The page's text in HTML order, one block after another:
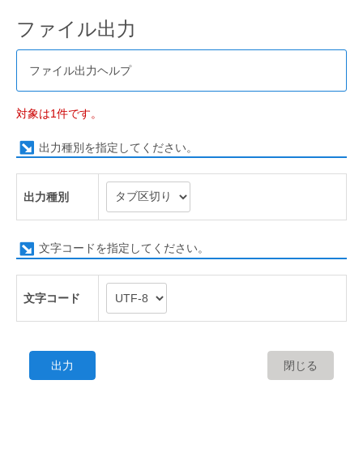
ファイル出力
ファイル出力ヘルプ
対象は1件です。
出力種別を指定してください。
出力種別
文字コードを指定してください。
文字コード